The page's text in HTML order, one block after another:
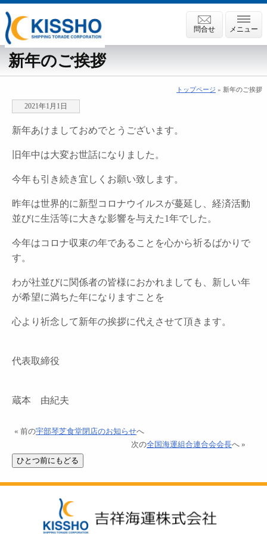
メニュー
問合せ
新年のご挨拶
トップページ » 新年のご挨拶
2021年1月1日
新年あけましておめでとうございます。
旧年中は大変お世話になりました。
今年も引き続き宜しくお願い致します。
昨年は世界的に新型コロナウイルスが蔓延し、経済活動
並びに生活等に大きな影響を与えた1年でした。
今年はコロナ収束の年であることを心から祈るばかりで
す。
わが社並びに関係者の皆様におかれましても、新しい年
が希望に満ちた年になりますことを
心より祈念して新年の挨拶に代えさせて頂きます。
代表取締役
蔵本 由紀夫
« 前の宇部琴芝食堂閉店のお知らせへ
次の全国海運組合連合会会長へ »